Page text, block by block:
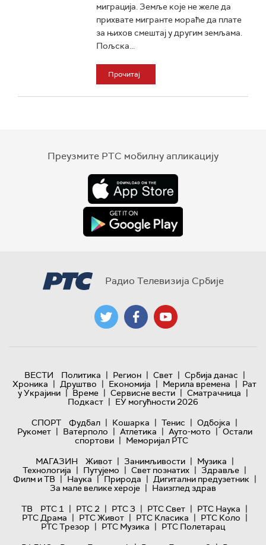
миграција. Земље које не желе да
прихвате мигранте мораће да плате
за њихов смештај у другим земљама.
Пољска...
Прочитај
Преузмите РТС мобилну апликацију
Радио Телевизија Србије
ВЕСТИ Политика | Регион | Свет | Србија данас |
Хроника | Друштво | Економија | Мерила времена | Рат
у Украјини | Време | Сервисне вести | Сматрачница |
Подкаст | ЕУ могућности 2026
СПОРТ
Фудбал | Кошарка | Тенис | Одбојка |
Рукомет | Ватерполо | Атлетика | Ауто-мото | Остали
спортови | Меморијал РТС
МАГАЗИН
Живот | Занимљивости | Музика |
Технологијa | Путујемо | Свет познатих | Здравље |
Филм и ТВ | Наука | Природа | Дигитални предузетник |
За мале велике хероје | Наизглед здрав
ТВ
РТС 1 | РТС 2 | РТС 3 | РТС Свет | РТС Наука |
РТС Драма | РТС Живот | РТС Класика | РТС Коло |
РТС Трезор | РТС Музика | РТС Полетарац